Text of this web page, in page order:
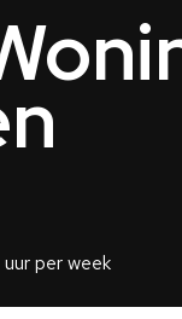
per week